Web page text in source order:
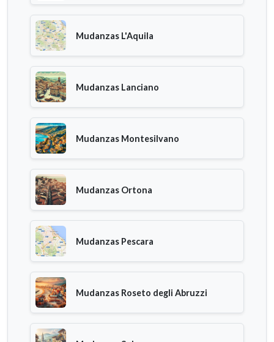
Mudanzas L'Aquila
Mudanzas Lanciano
Mudanzas Montesilvano
Mudanzas Ortona
Mudanzas Pescara
Mudanzas Roseto degli Abruzzi